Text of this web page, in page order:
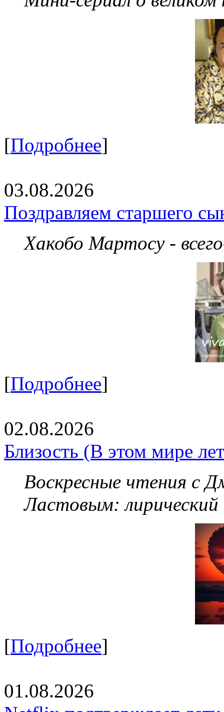
[Подробнее]
03.08.2026
Поздравляем старшего
Хакобо Мартосу -
[Подробнее]
02.08.2026
Близость (В этом мире
Воскресные чтения с
Ластовым:
[Подробнее]
01.08.2026